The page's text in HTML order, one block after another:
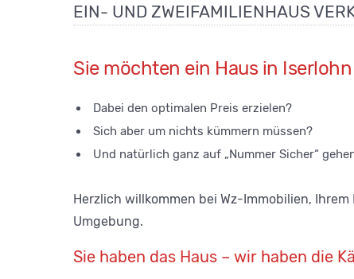
EIN- UND ZWEIFAMILIENHAUS
Sie möchten ein Haus in
Dabei den optimalen Preis erzielen?
Sich aber um nichts kümmern müssen?
Und natürlich ganz auf „Nummer Sicher“
Herzlich willkommen bei Wz-Immobilien,
Umgebung.
Sie haben das Haus – wir haben die